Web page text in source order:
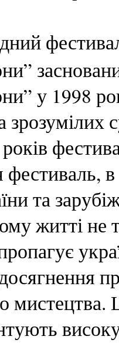
у 1998
фестиваль,
та
житті не
мистецтва.